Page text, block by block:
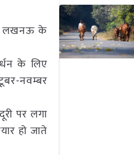
लखनऊ के
के लिए
नवम्बर
पर लगा
हो जाते